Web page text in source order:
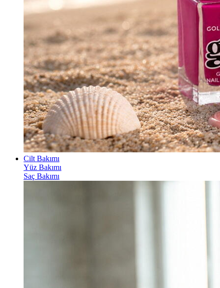
Cilt Bakımı
Yüz Bakımı
Saç Bakımı